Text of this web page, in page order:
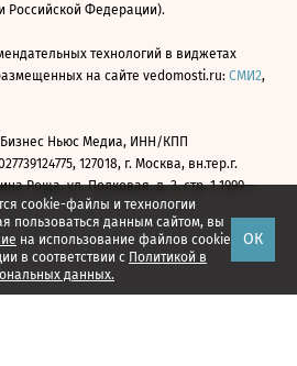
cookie-файлы и технологии
пользоваться данным сайтом, вы
на использование файлов cookie
в соответствии с Политикой в
данных.
ОК
Российской Федерации).
технологий в виджетах
на сайте vedomosti.ru: СМИ2,
Ньюс Медиа, ИНН/КПП
127018, г. Москва, вн.тер.г.
Роща, ул. Полковая, д. 3, стр. 1 1999—